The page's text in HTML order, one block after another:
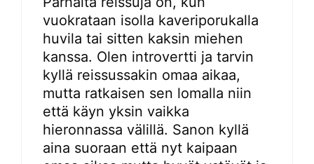
vuokrataan isolla kaveriporukalla
huvila tai sitten kaksin miehen
kanssa. Olen introvertti ja tarvin
kyllä reissussakin omaa aikaa,
mutta ratkaisen sen lomalla niin
että käyn yksin vaikka
hieronnassa välillä. Sanon kyllä
aina suoraan että nyt kaipaan